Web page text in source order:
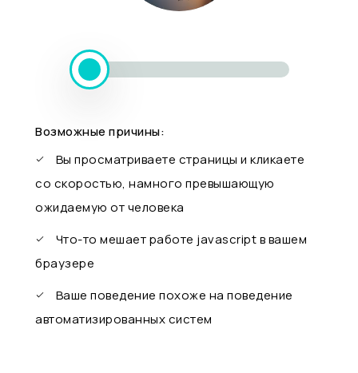
Возможные причины:
Вы просматриваете страницы и кликаете
со скоростью, намного превышающую
ожидаемую от человека
Что-то мешает работе javascript в вашем
браузере
Ваше поведение похоже на поведение
автоматизированных систем